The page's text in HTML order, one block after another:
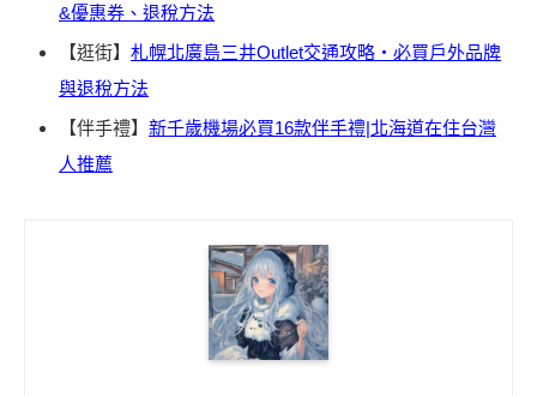
&優惠券、退稅方法
【逛街】 札幌北廣島三井Outlet交通攻略・必買戶外品牌
與退稅方法
【伴手禮】 新千歲機場必買16款伴手禮|北海道在住台灣
人推薦